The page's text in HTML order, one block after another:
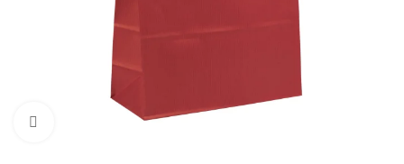
Klikni pre zväčšenie